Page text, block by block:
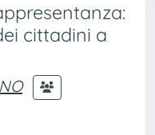
cittadini a